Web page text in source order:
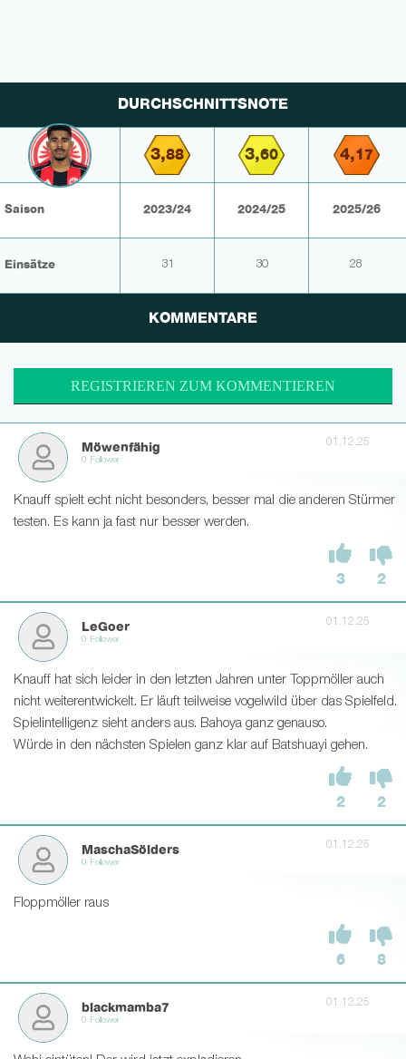
DURCHSCHNITTSNOTE
3,88 3,60 4,17
Saison 2023/24 2024/25 2025/26
Einsätze 31 30 28
KOMMENTARE
REGISTRIEREN ZUM KOMMENTIEREN
Möwenfähig
0 Follower
01.12.25
Knauff spielt echt nicht besonders, besser mal die anderen Stürmer
testen. Es kann ja fast nur besser werden.
3 2
LeGoer
0 Follower
01.12.25
Knauff hat sich leider in den letzten Jahren unter Toppmöller auch
nicht weiterentwickelt. Er läuft teilweise vogelwild über das Spielfeld.
Spielintelligenz sieht anders aus. Bahoya ganz genauso.
Würde in den nächsten Spielen ganz klar auf Batshuayi gehen.
2 2
MaschaSölders
0 Follower
01.12.25
Floppmöller raus
6 8
blackmamba7
0 Follower
01.12.25